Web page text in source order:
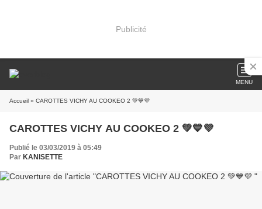
Publicité
MENU
Accueil » CAROTTES VICHY AU COOKEO 2 💚💙💜
CAROTTES VICHY AU COOKEO 2 💚💙💜
Publié le 03/03/2019 à 05:49
Par KANISETTE